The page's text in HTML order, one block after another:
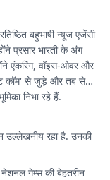
बहुभाषी न्यूज एजेंसी
प्रसार भारती के अंग
एंकरिंग, वॉइस-ओवर और
कॉम' से जुड़े और तब से
निभा रहे हैं.
उल्लेखनीय रहा है. उनकी
गेम्स की बेहतरीन